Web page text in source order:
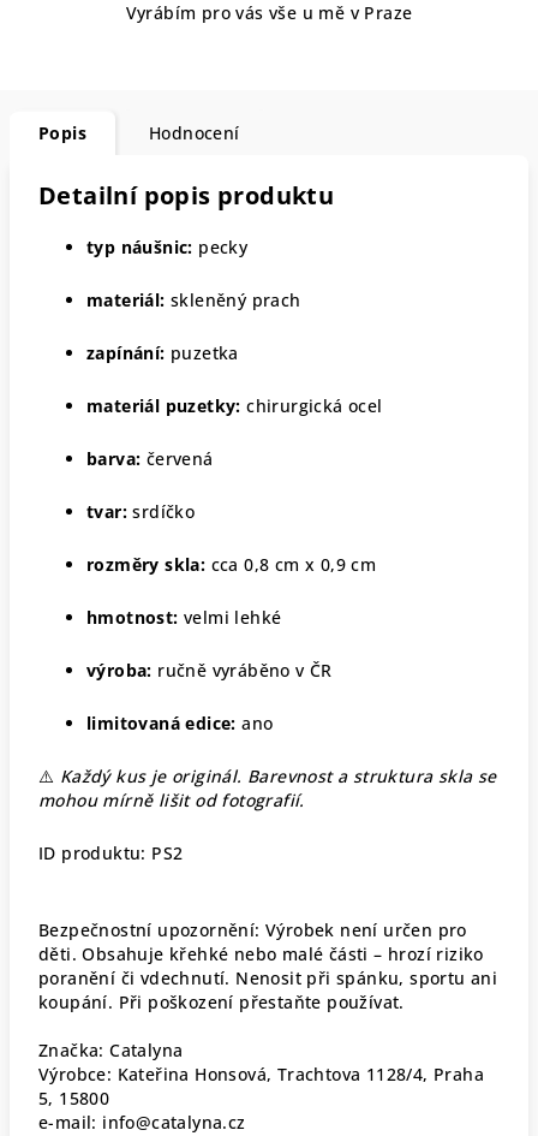
Vyrábím pro vás vše u mě v Praze
Popis Hodnocení
Detailní popis produktu
typ náušnic: pecky
materiál: skleněný prach
zapínání: puzetka
materiál puzetky: chirurgická ocel
barva: červená
tvar: srdíčko
rozměry skla: cca 0,8 cm x 0,9 cm
hmotnost: velmi lehké
výroba: ručně vyráběno v ČR
limitovaná edice: ano
⚠️ Každý kus je originál. Barevnost a struktura skla se
mohou mírně lišit od fotografií.
ID produktu: PS2
Bezpečnostní upozornění: Výrobek není určen pro
děti. Obsahuje křehké nebo malé části – hrozí riziko
poranění či vdechnutí. Nenosit při spánku, sportu ani
koupání. Při poškození přestaňte používat.
Značka: Catalyna
Výrobce: Kateřina Honsová, Trachtova 1128/4, Praha
5, 15800
e-mail: info@catalyna.cz